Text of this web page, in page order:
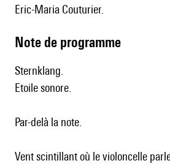
Eric-Maria Couturier.
Note de programme
Sternklang.
Etoile sonore.
Par-delà la note.
Vent scintillant où le violoncelle